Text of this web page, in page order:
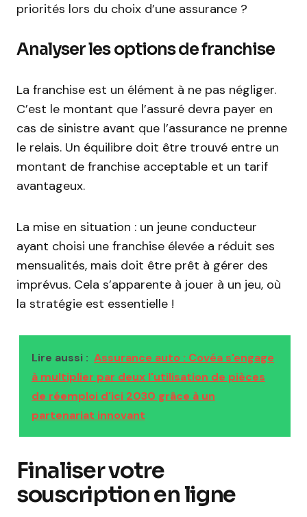
priorités lors du choix d’une assurance ?
Analyser les options de franchise
La franchise est un élément à ne pas négliger.
C’est le montant que l’assuré devra payer en
cas de sinistre avant que l’assurance ne prenne
le relais. Un équilibre doit être trouvé entre un
montant de franchise acceptable et un tarif
avantageux.
La mise en situation : un jeune conducteur
ayant choisi une franchise élevée a réduit ses
mensualités, mais doit être prêt à gérer des
imprévus. Cela s’apparente à jouer à un jeu, où
la stratégie est essentielle !
Lire aussi : Assurance auto : Covéa s'engage
à multiplier par deux l'utilisation de pièces
de réemploi d'ici 2030 grâce à un
partenariat innovant
Finaliser votre
souscription en ligne